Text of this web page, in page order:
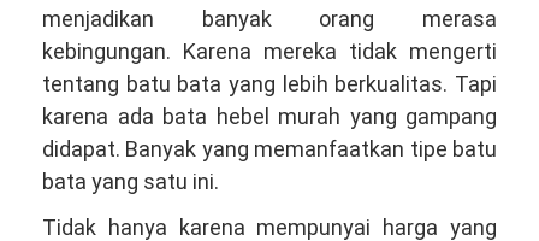
menjadikan banyak orang merasa
kebingungan. Karena mereka tidak mengerti
tentang batu bata yang lebih berkualitas. Tapi
karena ada bata hebel murah yang gampang
didapat. Banyak yang memanfaatkan tipe batu
bata yang satu ini.
Tidak hanya karena mempunyai harga yang